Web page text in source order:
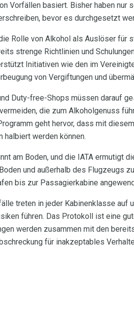
Vorfällen basiert. Bisher haben
bevor es durchgesetzt
Rolle von Alkohol als Auslöser für
strenge Richtlinien und
Initiativen wie den im
von Vergiftungen und
Duty-free-Shops müssen darauf
die zum Alkoholgenuss
geht hervor, dass mit
halbiert werden können.
am Boden, und die IATA ermutigt
und außerhalb des Flugzeugs
bis zur Passagierkabine
treten in jeder Kabinenklasse auf
führen. Das Protokoll ist eine
werden zusammen mit den
für inakzeptables